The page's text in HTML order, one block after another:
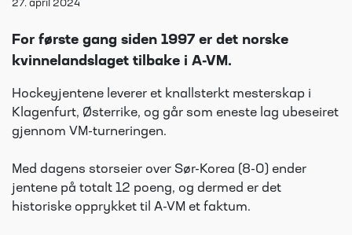
27. april 2024
For første gang siden 1997 er det norske
kvinnelandslaget tilbake i A-VM.
Hockeyjentene leverer et knallsterkt mesterskap i
Klagenfurt, Østerrike, og går som eneste lag ubeseiret
gjennom VM-turneringen.
Med dagens storseier over Sør-Korea (8-0) ender
jentene på totalt 12 poeng, og dermed er det
historiske opprykket til A-VM et faktum.